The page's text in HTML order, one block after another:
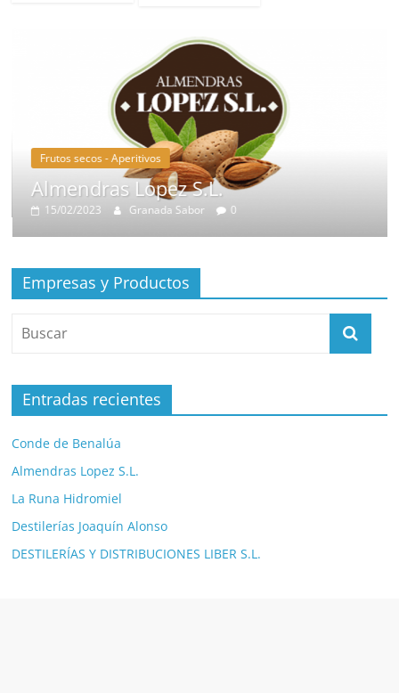
Frutos secos - Aperitivos
Almendras Lopez S.L.
15/02/2023 Granada Sabor 0
Empresas y Productos
Entradas recientes
Conde de Benalúa
Almendras Lopez S.L.
La Runa Hidromiel
Destilerías Joaquín Alonso
DESTILERÍAS Y DISTRIBUCIONES LIBER S.L.